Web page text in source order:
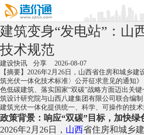
建筑变身“发电站”：山
技术规范
建设快讯 分享 2026-08-07
【摘要】2026年2月26日，山西省住房和城乡
筑光伏一体化技术标准〉公开征求意见的通知
色低碳建筑、落实国家“双碳”战略方面迈出关
筑设计研究院与山西八建集团有限公司联合编
建筑光伏一体化提供统一、科学、可操作的技术
政策背景：响应“双碳”目标，加快绿
2026年2月26日， 山西省住房和城乡